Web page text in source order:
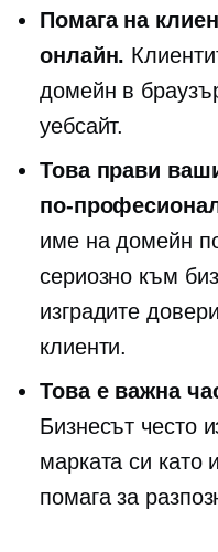
Помага на
онлайн.
домейн в
уебсайт.
Това прави
по-
име на домейн
сериозно към
изградите
клиенти.
Това е важна
Бизнесът често
марката си като
помага за